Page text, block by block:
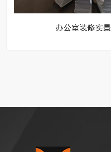
办公室装修实景